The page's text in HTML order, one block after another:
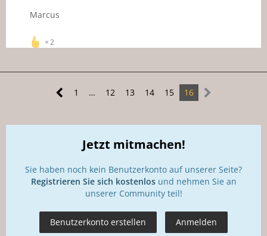
Marcus
2
1 … 12 13 14 15 16
Jetzt mitmachen!
Sie haben noch kein Benutzerkonto auf unserer Seite?
Registrieren Sie sich kostenlosund nehmen Sie an
unserer Community teil!
Benutzerkonto erstellen Anmelden